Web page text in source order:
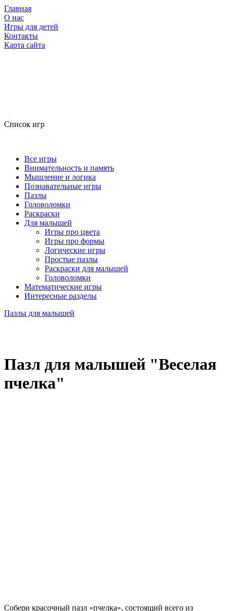
Главная
О нас
Игры для детей
Контакты
Карта сайта
Список игр
Все игры
Внимательность и память
Мышление и логика
Познавательные игры
Пазлы
Головоломки
Раскраски
Для малышей
Игры про цвета
Игры про формы
Логические игры
Простые пазлы
Раскраски для малышей
Головоломки
Математические игры
Интересные разделы
Пазлы для малышей
Пазл для малышей "Веселая
пчелка"
Собери красочный пазл «пчелка», состоящий всего из